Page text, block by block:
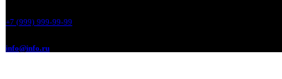
+7 (999) 999-99-99
info@info.ru